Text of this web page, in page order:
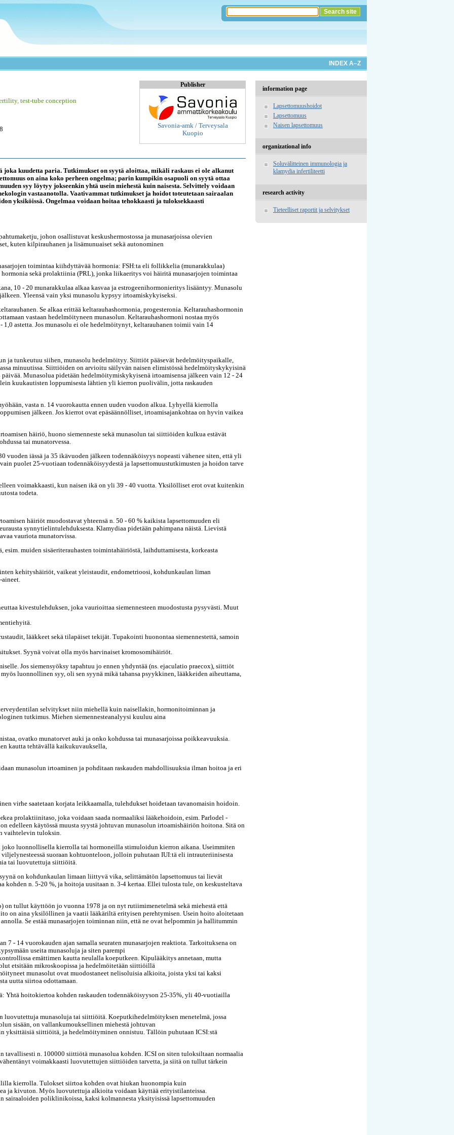
INDEX A–Z
Publisher
Savonia-amk / Terveysala
Kuopio
, test-tube conception
joka kuudetta paria. Tutkimukset on syytä aloittaa, mikäli raskaus ei ole alkanut
on aina koko perheen ongelma; parin kumpikin osapuoli on syytä ottaa
syy löytyy jokseenkin yhtä usein miehestä kuin naisesta. Selvittely voidaan
vastaanotolla. Vaativammat tutkimukset ja hoidot toteutetaan sairaalan
yksiköissä. Ongelmaa voidaan hoitaa tehokkaasti ja tuloksekkaasti
johon osallistuvat keskushermostossa ja munasarjoissa olevien
kuten kilpirauhanen ja lisämunuaiset sekä autonominen
toimintaa kiihdyttävää hormonia: FSH:ta eli follikkelia (munarakkulaa)
sekä prolaktiinia (PRL), jonka liikaeritys voi häiritä munasarjojen toimintaa
10 - 20 munarakkulaa alkaa kasvaa ja estrogeenihormonieritys lisääntyy. Munasolu
Yleensä vain yksi munasolu kypsyy irtoamiskykyiseksi.
Se alkaa erittää keltarauhashormonia, progesteronia. Keltarauhashormonin
vastaan hedelmöityneen munasolun. Keltarauhashormoni nostaa myös
1,0 astetta. Jos munasolu ei ole hedelmöitynyt, keltarauhanen toimii vain 14
ja tunkeutuu siihen, munasolu hedelmöityy. Siittiöt pääsevät hedelmöityspaikalle,
minuutissa. Siittiöiden on arvioitu säilyvän naisen elimistössä hedelmöityskykyisinä
Munasolua pidetään hedelmöitymiskykyisenä irtoamisensa jälkeen vain 12 - 24
kuukautisten loppumisesta lähtien yli kierron puolivälin, jotta raskauden
vasta n. 14 vuorokautta ennen uuden vuodon alkua. Lyhyellä kierrolla
jälkeen. Jos kierrot ovat epäsäännölliset, irtoamisajankohtaa on hyvin vaikea
häiriö, huono siemenneste sekä munasolun tai siittiöiden kulkua estävät
tai munatorvessa.
vuoden iässä ja 35 ikävuoden jälkeen todennäköisyys nopeasti vähenee siten, että yli
puolet 25-vuotiaan todennäköisyydestä ja lapsettomuustutkimusten ja hoidon tarve
voimakkaasti, kun naisen ikä on yli 39 - 40 vuotta. Yksilölliset erot ovat kuitenkin
todeta.
häiriöt muodostavat yhteensä n. 50 - 60 % kaikista lapsettomuuden eli
synnytielintulehduksesta. Klamydiaa pidetään pahimpana näistä. Lievistä
vauriota munatorvissa.
muiden sisäeriterauhasten toimintahäiriöstä, laihduttamisesta, korkeasta
kehityshäiriöt, vaikeat yleistaudit, endometrioosi, kohdunkaulan liman
kivestulehduksen, joka vaurioittaa siemennesteen muodostusta pysyvästi. Muut
lääkkeet sekä tilapäiset tekijät. Tupakointi huonontaa siemennestettä, samoin
Syynä voivat olla myös harvinaiset kromosomihäiriöt.
Jos siemensyöksy tapahtuu jo ennen yhdyntää (ns. ejaculatio praecox), siittiöt
luonnollinen syy, oli sen syynä mikä tahansa psyykkinen, lääkkeiden aiheuttama,
selvitykset niin miehellä kuin naisellakin, hormonitoiminnan ja
tutkimus. Miehen siemennesteanalyysi kuuluu aina
ovatko munatorvet auki ja onko kohdussa tai munasarjoissa poikkeavuuksia.
kautta tehtävällä kaikukuvauksella,
munasolun irtoaminen ja pohditaan raskauden mahdollisuuksia ilman hoitoa ja eri
virhe saatetaan korjata leikkaamalla, tulehdukset hoidetaan tavanomaisin hoidoin.
prolaktiinitaso, joka voidaan saada normaaliksi lääkehoidoin, esim. Parlodel -
edelleen käytössä muusta syystä johtuvan munasolun irtoamishäiriön hoitona. Sitä on
vaihtelevin tuloksin.
joko luonnollisella kierrolla tai hormoneilla stimuloidun kierron aikana. Useimmiten
suoraan kohtuonteloon, jolloin puhutaan IUI:tä eli intrauteriinisesta
tai luovutettuja siittiöitä.
on kohdunkaulan limaan liittyvä vika, selittämätön lapsettomuus tai lievät
kohden n. 5-20 %, ja hoitoja uusitaan n. 3-4 kertaa. Ellei tulosta tule, on keskusteltava
tullut käyttöön jo vuonna 1978 ja on nyt rutiimimenetelmä sekä miehestä että
on aina yksilöllinen ja vaatii lääkäriltä erityisen perehtymisen. Usein hoito aloitetaan
Se estää munasarjojen toiminnan niin, että ne ovat helpommin ja hallitummin
7 - 14 vuorokauden ajan samalla seuraten munasarjojen reaktiota. Tarkoituksena on
useita munasoluja ja siten parempi
emättimen kautta neulalla koeputkeen. Kipulääkitys annetaan, mutta
etsitään mikroskoopissa ja hedelmöitetään siittiöillä
munasolut ovat muodostaneet nelisoluisia alkioita, joista yksi tai kaksi
uutta siirtoa odottamaan.
Yhtä hoitokiertoa kohden raskauden todennäköisyyson 25-35%, yli 40-vuotiailla
luovutettuja munasoluja tai siittiöitä. Koeputkihedelmöityksen menetelmä, jossa
sisään, on vallankumouksellinen miehestä johtuvan
yksittäisiä siittiöitä, ja hedelmöityminen onnistuu. Tällöin puhutaan ICSI:stä
tavallisesti n. 100000 siittiötä munasolua kohden. ICSI on siten tuloksiltaan normaalia
voimakkaasti luovutettujen siittiöiden tarvetta, ja siitä on tullut tärkein
kierrolla. Tulokset siirtoa kohden ovat hiukan huonompia kuin
ja kivuton. Myös luovutettuja alkioita voidaan käyttää erityistilanteissa.
sairaaloiden poliklinikoissa, kaksi kolmannesta yksityisissä lapsettomuuden
information page
Lapsettomuushoidot
Lapsettomuus
Naisen lapsettomuus
organizational info
Soluvälitteinen immunologia ja
klamydia infertiliteetti
research activity
Tieteelliset raportit ja selvitykset